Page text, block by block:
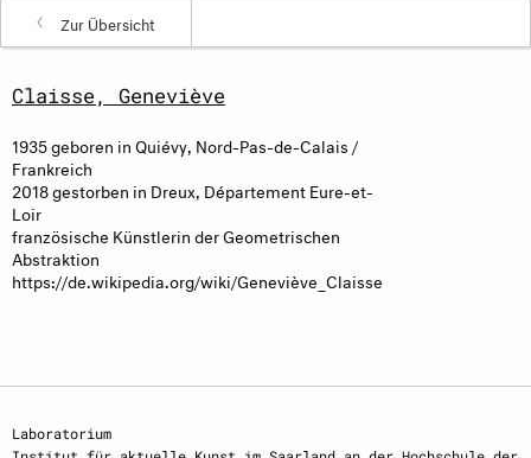
Zur Übersicht
Claisse, Geneviève
1935 geboren in Quiévy, Nord-Pas-de-Calais /
Frankreich
2018 gestorben in Dreux, Département Eure-et-
Loir
französische Künstlerin der Geometrischen
Abstraktion
https://de.wikipedia.org/wiki/Geneviève_Claisse
Laboratorium